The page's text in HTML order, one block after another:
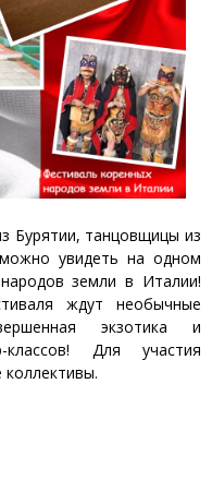
Бурятии, танцовщицы из
увидеть на одном
земли в Италии!
ждут необычные
экзотика и
Для участия